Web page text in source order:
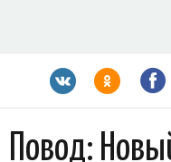
Повод: